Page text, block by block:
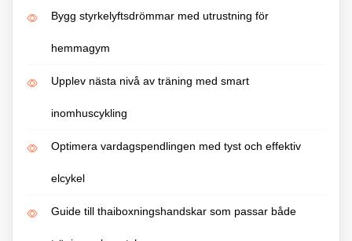
Bygg styrkelyftsdrömmar med utrustning för
hemmagym
Upplev nästa nivå av träning med smart
inomhuscykling
Optimera vardagspendlingen med tyst och effektiv
elcykel
Guide till thaiboxningshandskar som passar både